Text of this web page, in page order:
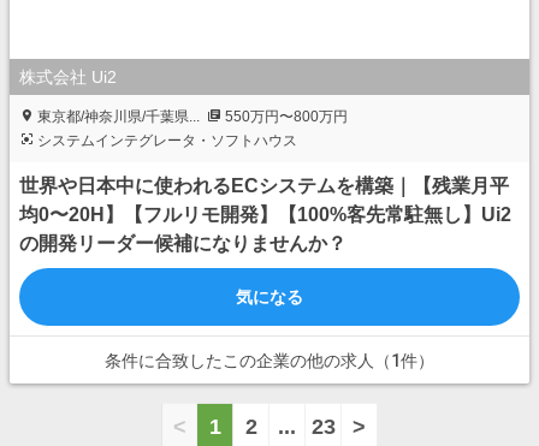
株式会社 Ui2
東京都/神奈川県/千葉県...
550万円〜800万円
システムインテグレータ・ソフトハウス
世界や日本中に使われるECシステムを構築｜【残業月平
均0〜20H】【フルリモ開発】【100%客先常駐無し】Ui2
の開発リーダー候補になりませんか？
気になる
条件に合致したこの企業の他の求人（1件）
< 1 2 ... 23 >